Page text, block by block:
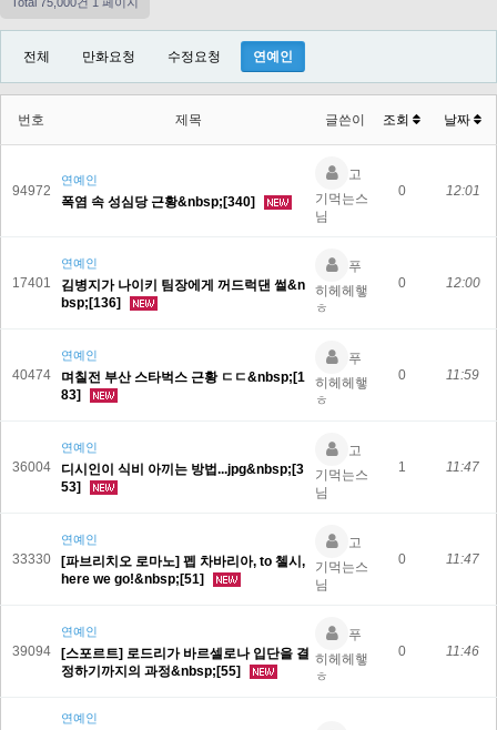
전체 만화요청 수정요청 연예인
번호 제목 글쓴이 조회 날짜
94972
연예인
폭염 속 성심당 근황&nbsp;[340]
고
기먹는스
님
0 12:01
17401
연예인
김병지가 나이키 팀장에게 꺼드럭댄 썰&n
bsp;[136]
푸
히헤헤햏
ㅎ
0 12:00
40474
연예인
며칠전 부산 스타벅스 근황 ㄷㄷ&nbsp;[1
83]
푸
히헤헤햏
ㅎ
0 11:59
36004
연예인
디시인이 식비 아끼는 방법...jpg&nbsp;[3
53]
고
기먹는스
님
1 11:47
33330
연예인
[파브리치오 로마노] 펩 차바리아, to 첼시,
here we go!&nbsp;[51]
고
기먹는스
님
0 11:47
39094
연예인
[스포르트] 로드리가 바르셀로나 입단을 결
정하기까지의 과정&nbsp;[55]
푸
히헤헤햏
ㅎ
0 11:46
연예인